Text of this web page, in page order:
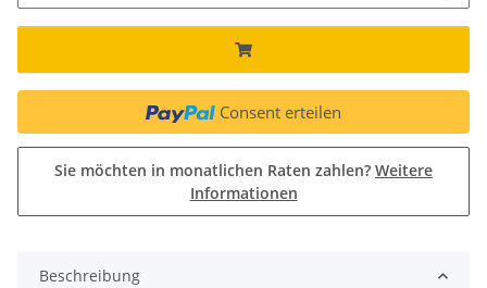
Consent erteilen
Sie möchten in monatlichen Raten zahlen? Weitere
Informationen
Beschreibung